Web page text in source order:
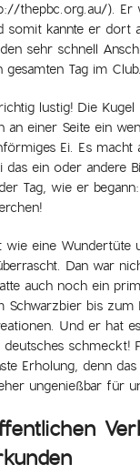
thepbc.org.au/). Er
somit kannte er dort
sehr schnell
gesamten Tag im Club.
lustig! Die
an einer Seite ein
Ei. Es macht
das ein oder andere
Tag, wie er
wie eine Wundertüte
Dan war
auch noch ein
Schwarzbier bis
Und er hat
deutsches schmeckt!
Erholung, denn
ungenießbar für